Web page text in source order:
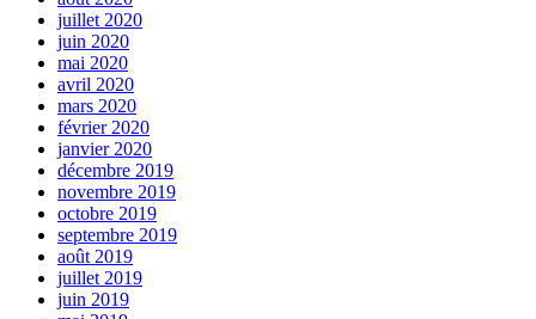
juillet 2020
juin 2020
mai 2020
avril 2020
mars 2020
février 2020
janvier 2020
décembre 2019
novembre 2019
octobre 2019
septembre 2019
août 2019
juillet 2019
juin 2019